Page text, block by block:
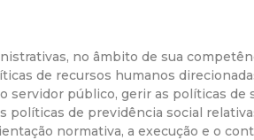
no âmbito de sua
de recursos humanos
servidor público, gerir as políticas de
políticas de previdência social
normativa, a execução e o